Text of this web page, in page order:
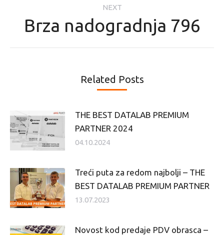
NEXT
Next
post:
Brza nadogradnja 796
Related Posts
THE BEST DATALAB PREMIUM
PARTNER 2024
04.10.2024
Treći puta za redom najbolji – THE
BEST DATALAB PREMIUM PARTNER
13.07.2023
Novost kod predaje PDV obrasca –